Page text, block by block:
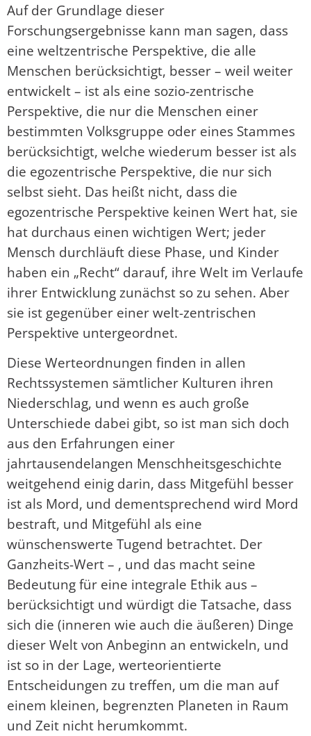
Auf der Grundlage dieser
Forschungsergebnisse kann man sagen, dass
eine weltzentrische Perspektive, die alle
Menschen berücksichtigt, besser – weil weiter
entwickelt – ist als eine sozio-zentrische
Perspektive, die nur die Menschen einer
bestimmten Volksgruppe oder eines Stammes
berücksichtigt, welche wiederum besser ist als
die egozentrische Perspektive, die nur sich
selbst sieht. Das heißt nicht, dass die
egozentrische Perspektive keinen Wert hat, sie
hat durchaus einen wichtigen Wert; jeder
Mensch durchläuft diese Phase, und Kinder
haben ein „Recht“ darauf, ihre Welt im Verlaufe
ihrer Entwicklung zunächst so zu sehen. Aber
sie ist gegenüber einer welt-zentrischen
Perspektive untergeordnet.
Diese Werteordnungen finden in allen
Rechtssystemen sämtlicher Kulturen ihren
Niederschlag, und wenn es auch große
Unterschiede dabei gibt, so ist man sich doch
aus den Erfahrungen einer
jahrtausendelangen Menschheitsgeschichte
weitgehend einig darin, dass Mitgefühl besser
ist als Mord, und dementsprechend wird Mord
bestraft, und Mitgefühl als eine
wünschenswerte Tugend betrachtet. Der
Ganzheits-Wert – , und das macht seine
Bedeutung für eine integrale Ethik aus –
berücksichtigt und würdigt die Tatsache, dass
sich die (inneren wie auch die äußeren) Dinge
dieser Welt von Anbeginn an entwickeln, und
ist so in der Lage, werteorientierte
Entscheidungen zu treffen, um die man auf
einem kleinen, begrenzten Planeten in Raum
und Zeit nicht herumkommt.